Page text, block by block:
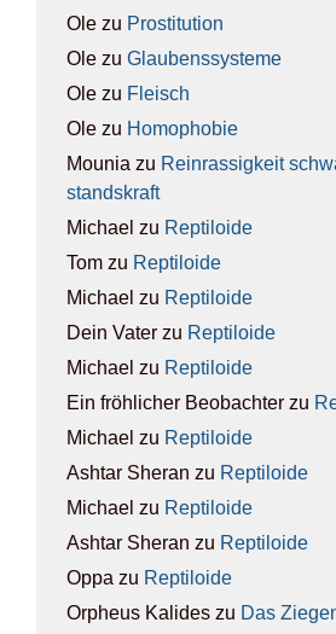
Ole zu Pro­sti­tu­ti­on
Ole zu Glau­bens­sys­te­me
Ole zu Fleisch
Ole zu Homo­pho­bie
Mounia zu Rein­ras­sig­keit
stands­kraft
Michael zu Rep­ti­lo­ide
Tom zu Rep­ti­lo­ide
Michael zu Rep­ti­lo­ide
Dein Vater zu Rep­ti­lo­ide
Michael zu Rep­ti­lo­ide
Ein fröhlicher Beobachter zu
Michael zu Rep­ti­lo­ide
Ashtar Sheran zu Rep­ti­lo­ide
Michael zu Rep­ti­lo­ide
Ashtar Sheran zu Rep­ti­lo­ide
Oppa zu Rep­ti­lo­ide
Orpheus Kalides zu Das